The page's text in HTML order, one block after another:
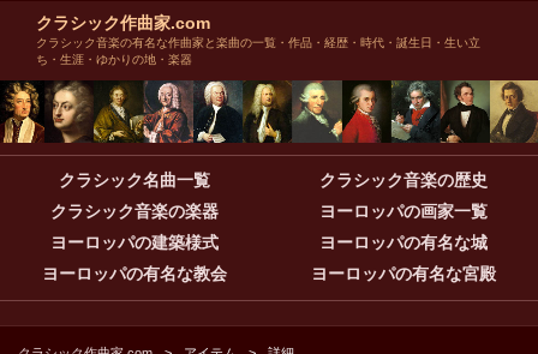
クラシック作曲家.com
クラシック音楽の有名な作曲家と楽曲の一覧・作品・経歴・時代・誕生日・生い立
ち・生涯・ゆかりの地・楽器
クラシック名曲一覧
クラシック音楽の歴史
クラシック音楽の楽器
ヨーロッパの画家一覧
ヨーロッパの建築様式
ヨーロッパの有名な城
ヨーロッパの有名な教会
ヨーロッパの有名な宮殿